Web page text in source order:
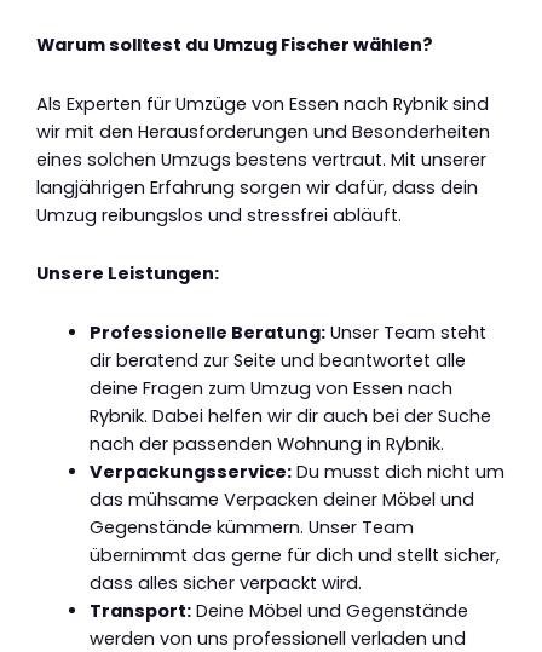
Warum solltest du Umzug Fischer wählen?
Als Experten für Umzüge von Essen nach Rybnik sind
wir mit den Herausforderungen und Besonderheiten
eines solchen Umzugs bestens vertraut. Mit unserer
langjährigen Erfahrung sorgen wir dafür, dass dein
Umzug reibungslos und stressfrei abläuft.
Unsere Leistungen:
Professionelle Beratung:Unser Team steht
dir beratend zur Seite und beantwortet alle
deine Fragen zum Umzug von Essen nach
Rybnik. Dabei helfen wir dir auch bei der Suche
nach der passenden Wohnung in Rybnik.
Verpackungsservice:Du musst dich nicht um
das mühsame Verpacken deiner Möbel und
Gegenstände kümmern. Unser Team
übernimmt das gerne für dich und stellt sicher,
dass alles sicher verpackt wird.
Transport:Deine Möbel und Gegenstände
werden von uns professionell verladen und